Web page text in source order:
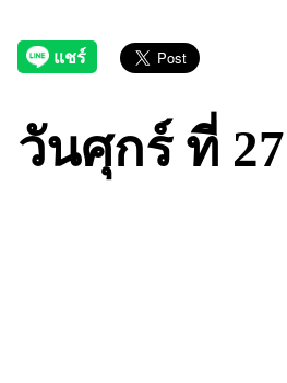
วันศุกร์ ที่